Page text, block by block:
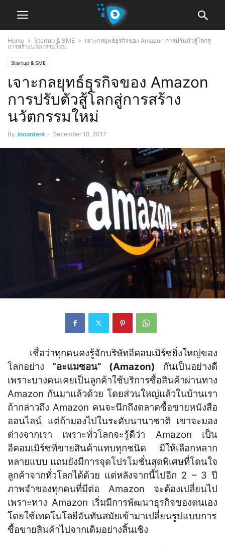
Home Startup & SME
เจาะกลยุทธ์ธุรกิจของ Amazon การปรับตัวสู้โลกสู่
การสร้างนวัตกรรมใหม่
Startup & SME
เจาะกลยุทธ์ธุรกิจของ Amazon
การปรับตัวสู้โลกสู่การสร้าง
นวัตกรรมใหม่
By incontent - December 18, 2017
เชื่อว่าทุกคนคงรู้จักบริษัทอีคอมเมิร์ซยิ่งใหญ่ของ
โลกอย่าง “อะแมซอน” (Amazon) กันเป็นอย่างดี
เพราะบางคนเคยเป็นลูกค้าใช้บริการซื้อสินค้าผ่านทาง
Amazon กันมาแล้วด้วย โดยส่วนใหญ่แล้วในบ้านเรา
ถ้ากล่าวถึง Amazon คนจะนึกถึงตลาดซื้อขายหนังสือ
ออนไลน์ แต่ถ้ามองไปในระดับนานาชาติ เขาจะมอง
ต่างจากเรา เพราะทั่วโลกจะรู้ดีว่า Amazon เป็น
อีคอมเมิร์ซที่ขายสินค้าแทบทุกชนิด มีให้เลือกหลาก
หลายแบบ แถมยังมีการจุดโปรโมชั่นสุดพิเศษที่โดนใจ
ลูกค้าจากทั่วโลกได้ด้วย แต่หลังจากนี้ไปอีก 2 – 3 ปี
ภาพจำของทุกคนที่มีต่อ Amazon จะต้องเปลี่ยนไป
เพราะทาง Amazon เริ่มมีการพัฒนาธุรกิจของตนเอง
โดยใช้เทคโนโลยีอันทันสมัยเข้ามาเปลี่ยนรูปแบบการ
ซื้อขายสินค้าไปจากเดิมอย่างสิ้นเชิง